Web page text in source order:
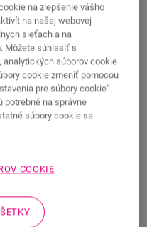
a chladením
Dostupné v2 varianty/-ov
okolí
Máte ešte nejaké
na zlepšenie vášho
na našej webovej
sieťach a na
Môžete súhlasiť s
analytických súborov cookie
cookie zmeniť pomocou
pre súbory cookie“.
potrebné na správne
súbory cookie sa
COOKIE